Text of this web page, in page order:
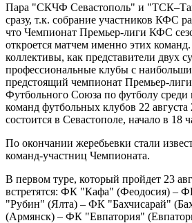
Пара "СКЧФ Севастополь" и
сразу, т.к. собрание участников КФС
что Чемпионат Премьер-лиги КФС
откроется матчем именно этих
коллективы, как представители двух
профессиональные клубы с
предстоящий чемпионат Премьер-
Футбольного Союза по футболу среди
команд футбольных клубов 22
состоится в Севастополе, начало в 18
По окончании жеребьевки стали
команд-участниц Чемпионата.
В первом туре, который пройдет 23
встретятся: ФК "Кафа" (Феодосия) –
"Рубин" (Ялта) – ФК "Бахчисарай"
(Армянск) – ФК "Евпатория"